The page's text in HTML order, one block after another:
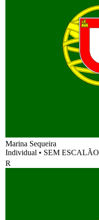
Marina Sequeira
Individual • SEM ESCALÃO
R